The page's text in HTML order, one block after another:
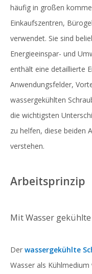
häufig in großen
Einkaufszentren,
verwendet. Sie sind
Energieeinspar- und
enthält eine detaillierte
Anwendungsfelder,
wassergekühlten
die wichtigsten
zu helfen, diese beiden
verstehen.
Arbeitsprinzip
Mit Wasser
Der wassergekühlte
Wasser als